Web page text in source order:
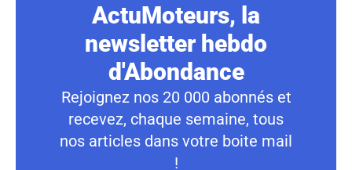
ActuMoteurs, la
newsletter hebdo
d'Abondance
Rejoignez nos 20 000 abonnés et
recevez, chaque semaine, tous
nos articles dans votre boite mail
!